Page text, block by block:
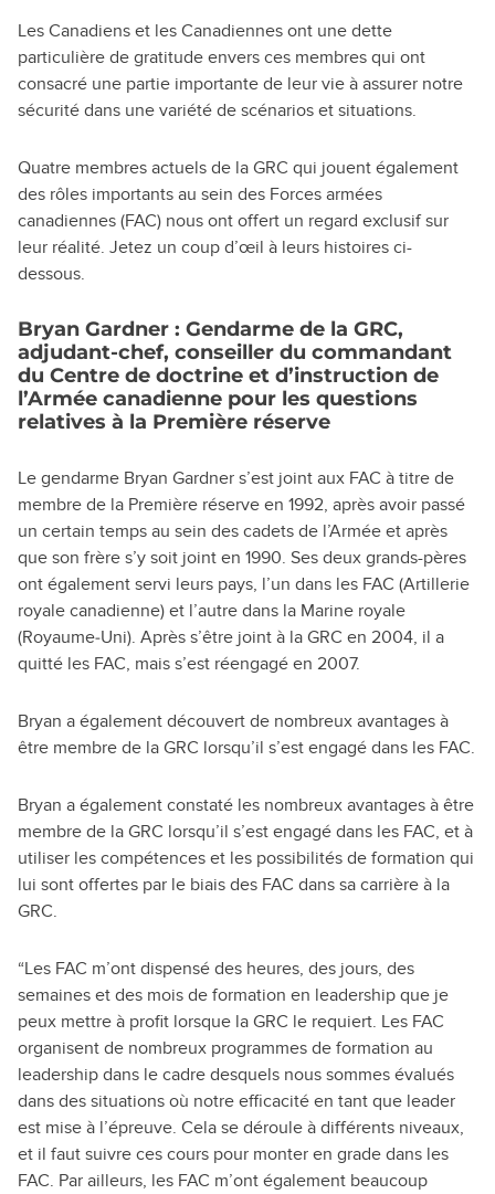
Les Canadiens et les Canadiennes ont une dette
particulière de gratitude envers ces membres qui ont
consacré une partie importante de leur vie à assurer notre
sécurité dans une variété de scénarios et situations.
Quatre membres actuels de la GRC qui jouent également
des rôles importants au sein des Forces armées
canadiennes (FAC) nous ont offert un regard exclusif sur
leur réalité. Jetez un coup d’œil à leurs histoires ci-
dessous.
Bryan Gardner : Gendarme de la GRC,
adjudant-chef, conseiller du commandant
du Centre de doctrine et d’instruction de
l’Armée canadienne pour les questions
relatives à la Première réserve
Le gendarme Bryan Gardner s’est joint aux FAC à titre de
membre de la Première réserve en 1992, après avoir passé
un certain temps au sein des cadets de l’Armée et après
que son frère s’y soit joint en 1990. Ses deux grands-pères
ont également servi leurs pays, l’un dans les FAC (Artillerie
royale canadienne) et l’autre dans la Marine royale
(Royaume‑Uni). Après s’être joint à la GRC en 2004, il a
quitté les FAC, mais s’est réengagé en 2007.
Bryan a également découvert de nombreux avantages à
être membre de la GRC lorsqu’il s’est engagé dans les FAC.
Bryan a également constaté les nombreux avantages à être
membre de la GRC lorsqu’il s’est engagé dans les FAC, et à
utiliser les compétences et les possibilités de formation qui
lui sont offertes par le biais des FAC dans sa carrière à la
GRC.
“Les FAC m’ont dispensé des heures, des jours, des
semaines et des mois de formation en leadership que je
peux mettre à profit lorsque la GRC le requiert. Les FAC
organisent de nombreux programmes de formation au
leadership dans le cadre desquels nous sommes évalués
dans des situations où notre efficacité en tant que leader
est mise à l’épreuve. Cela se déroule à différents niveaux,
et il faut suivre ces cours pour monter en grade dans les
FAC. Par ailleurs, les FAC m’ont également beaucoup